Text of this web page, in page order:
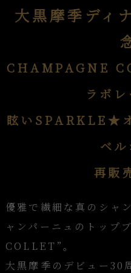
大黒摩季ディ
CHAMPAGNE
ラボ
眩いSPARKLE★
ベ
再販
優雅で繊細な真のシャ
ャンパーニュのトップ
COLLET”。
大黒摩季のデビュー30